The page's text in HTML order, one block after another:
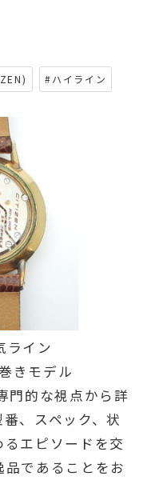
#ハイライン
ライン
きモデル
門的な視点から詳
、スペック、状
エピソードを交
であることをお